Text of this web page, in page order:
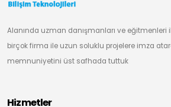
Alanında uzman danışmanları ve eğitmenleri
birçok firma ile uzun soluklu projelere imza
memnuniyetini üst safhada tuttuk
Hizmetler